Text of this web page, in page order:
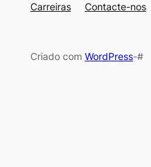
Carreiras
Contacte-nos
Criado com WordPress-#